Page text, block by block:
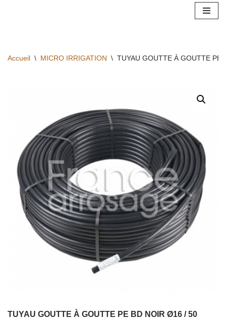
contenu
Accueil \ MICRO IRRIGATION \ TUYAU GOUTTE À GOUTTE PE
TUYAU GOUTTE À GOUTTE PE BD NOIR Ø16 / 50